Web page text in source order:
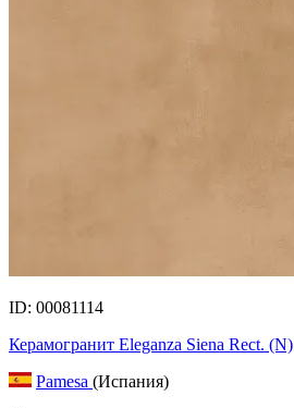
ID: 00081114
Керамогранит Eleganza Siena Rect. (N)
Pamesa (Испания)